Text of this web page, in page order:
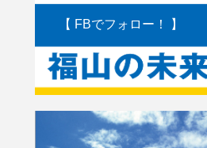
【 FBでフォロー！ 】